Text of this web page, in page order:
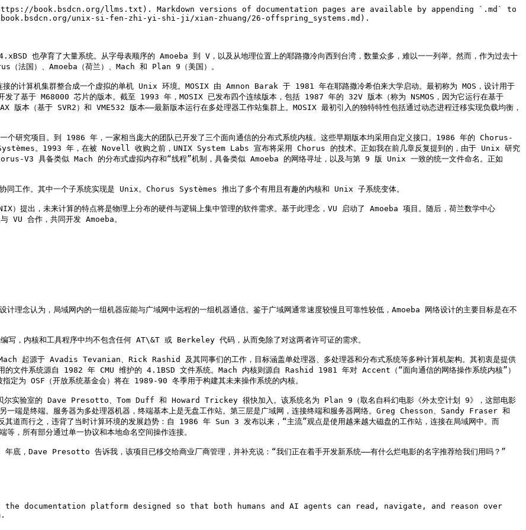
book.bsdcn.org/llms.txt). Markdown versions of documentation pages are available by appending `.md` to
unix-si-fen-zhi-yi-shi-ji/xian-zhuang/26-offspring_systems.md).
也孕育了大量系统。从字母表顺序的 Amoeba 到 V，以及从地理位置上的耶路撒冷向西到台湾，数量众多，难以一一列举。然而，作为过去十
（法国）、Amoeba（荷兰）、Mach 和 Plan 9（美国）。
的计算机集群整合成一个虚拟的单机 Unix 环境。MOSIX 由 Amnon Barak 于 1981 年在耶路撒冷希伯来大学启动。最初称为 MOS，设计用于
于 M68000 芯片的版本。截至 1993 年，MOSIX 已发布四个连续版本，包括 1987 年的 32V 版本（称为 NSMOS，因为它运行在基于
基于 SVR2）和 VME532 版本——最新版本运行在多处理器工作站集群上。MOSIX 最初引入的独特特性包括通过动态进程迁移实现负载均衡，
项目。到 1986 年，一家相当庞大的团队已开发了三个面向通信的分布式系统内核。这些早期版本均采用自定义接口。1986 年的 Chorus-
。1993 年，在被 Novell 收购之前，UNIX System Labs 宣布将采用 Chorus 的技术。正如我在前几章反复提到的，由于 Unix 研究
V3 具备类似 Mach 的分布式虚拟内存和“线程”机制，具备类似 Amoeba 的网络寻址，以及与第 9 版 Unix 一致的统一文件命名。正如
同工作。其中一个子系统实现是 Unix。Chorus Systèmes 推出了多个有用且有趣的内核和 Unix 子系统变体。
提出，未来计算的特点将是物理上分布的硬件与逻辑上集中管理的软件需求。基于此理念，VU 启动了 Amoeba 项目。随后，荷兰数学中心
合作，共同开发 Amoeba。
念认为，局域网内的一组机器应能与广域网中远程的一组机器通信。鉴于广域网通常速度较慢且可靠性较低，Amoeba 网络设计的主要目标是在不
，内核和工具程序中均不包含任何 AT\&T 或 Berkeley 代码，从而免除了对这两者许可证的需求。
起源于 Avadis Tevanian、Rick Rashid 及其同事们的工作，目标涵盖单处理器、多处理器和分布式系统等多种计算机架构。其初衷是提供
用的文件系统源自 1982 年 CMU 维护的 4.1BSD 文件系统。Mach 内核则源自 Rashid 1981 年对 Accent（“面向通信的网络操作系统内核”）
为 OSF（开放系统基金会）将在 1989-90 冬季用于构建其未来操作系统的内核。
实验室的 Dave Presotto、Tom Duff 和 Howard Trickey 很快加入。该系统名为 Plan 9（取名自科幻电影《外太空计划 9》，这部电影
一端是终端。服务器为多处理器机器，终端基本上是无盘工作站。第三层是广域网，连接终端和服务器网络。Greg Chesson、Sandy Fraser 和
之，违背了当时计算环境的发展趋势：自 1986 年 Sun 3 发布以来，“主流”观点是使用越来越大磁盘的工作站，连接在局域网中。而
，所有部分通过单一协议和本地命名空间操作连接。
，Dave Presotto 告诉我，该项目已移交给商业厂商管理，并补充说：“我们正在着手开发新系统——有什么烂电影的名字推荐给我们用吗？”
documentation platform designed so that both humans and AI agents can read, navigate, and reason over